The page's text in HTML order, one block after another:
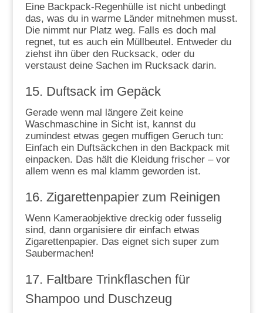
Eine Backpack-Regenhülle ist nicht unbedingt
das, was du in warme Länder mitnehmen musst.
Die nimmt nur Platz weg. Falls es doch mal
regnet, tut es auch ein Müllbeutel. Entweder du
ziehst ihn über den Rucksack, oder du
verstaust deine Sachen im Rucksack darin.
15. Duftsack im Gepäck
Gerade wenn mal längere Zeit keine
Waschmaschine in Sicht ist, kannst du
zumindest etwas gegen muffigen Geruch tun:
Einfach ein Duftsäckchen in den Backpack mit
einpacken. Das hält die Kleidung frischer – vor
allem wenn es mal klamm geworden ist.
16. Zigarettenpapier zum Reinigen
Wenn Kameraobjektive dreckig oder fusselig
sind, dann organisiere dir einfach etwas
Zigarettenpapier. Das eignet sich super zum
Saubermachen!
17. Faltbare Trinkflaschen für
Shampoo und Duschzeug